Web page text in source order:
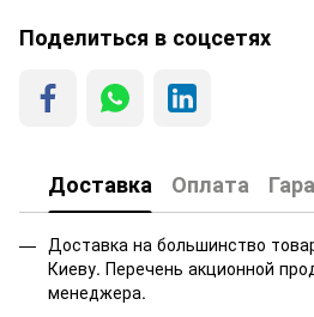
Поделиться в соцсетях
Доставка Оплата
Доставка на большинство
Киеву. Перечень акционной
менеджера.